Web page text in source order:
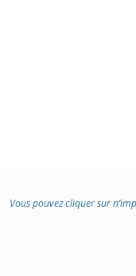
Vous pouvez cliquer sur